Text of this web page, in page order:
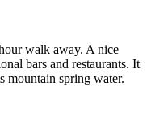
walk away. A nice
bars and restaurants. It
mountain spring water.